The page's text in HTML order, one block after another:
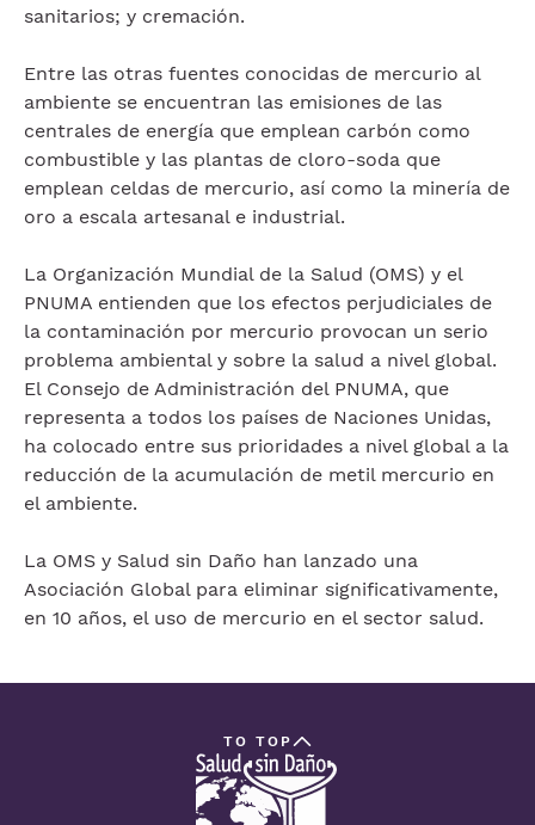
sanitarios; y cremación.
Entre las otras fuentes conocidas de mercurio al
ambiente se encuentran las emisiones de las
centrales de energía que emplean carbón como
combustible y las plantas de cloro-soda que
emplean celdas de mercurio, así como la minería de
oro a escala artesanal e industrial.
La Organización Mundial de la Salud (OMS) y el
PNUMA entienden que los efectos perjudiciales de
la contaminación por mercurio provocan un serio
problema ambiental y sobre la salud a nivel global.
El Consejo de Administración del PNUMA, que
representa a todos los países de Naciones Unidas,
ha colocado entre sus prioridades a nivel global a la
reducción de la acumulación de metil mercurio en
el ambiente.
La OMS y Salud sin Daño han lanzado una
Asociación Global para eliminar significativamente,
en 10 años, el uso de mercurio en el sector salud.
TO TOP